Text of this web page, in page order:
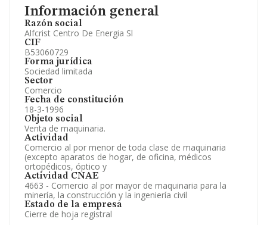
Información general
Razón social
Alfcrist Centro De Energia Sl
CIF
B53060729
Forma jurídica
Sociedad limitada
Sector
Comercio
Fecha de constitución
18-3-1996
Objeto social
Venta de maquinaria.
Actividad
Comercio al por menor de toda clase de maquinaria
(excepto aparatos de hogar, de oficina, médicos
ortopédicos, óptico y
Actividad CNAE
4663 - Comercio al por mayor de maquinaria para la
minería, la construcción y la ingeniería civil
Estado de la empresa
Cierre de hoja registral
Información oficial y registral complementaria.